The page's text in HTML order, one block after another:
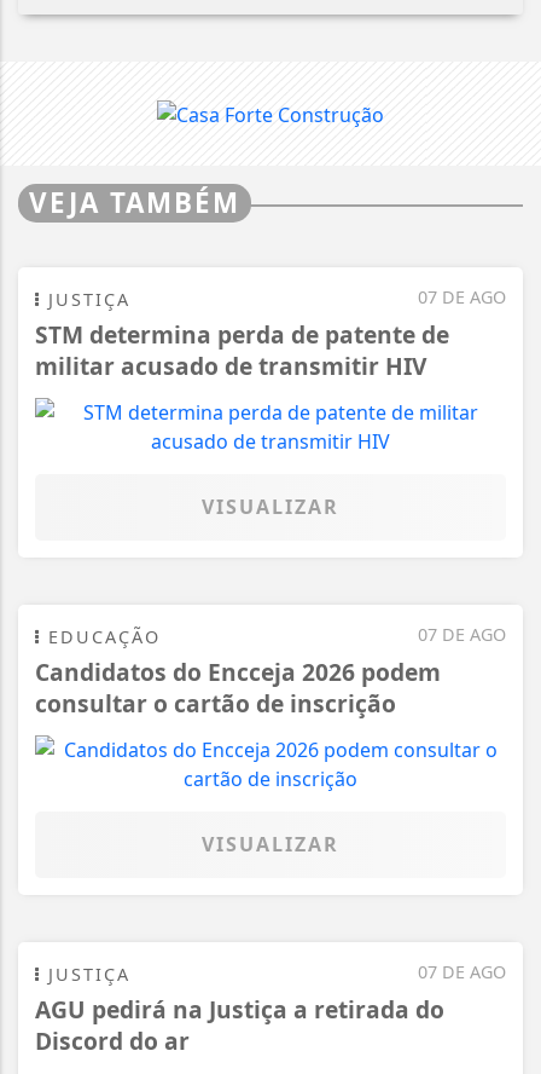
VEJA TAMBÉM
07 DE AGO
JUSTIÇA
STM determina perda de patente de
militar acusado de transmitir HIV
VISUALIZAR
07 DE AGO
EDUCAÇÃO
Candidatos do Encceja 2026 podem
consultar o cartão de inscrição
VISUALIZAR
07 DE AGO
JUSTIÇA
AGU pedirá na Justiça a retirada do
Discord do ar